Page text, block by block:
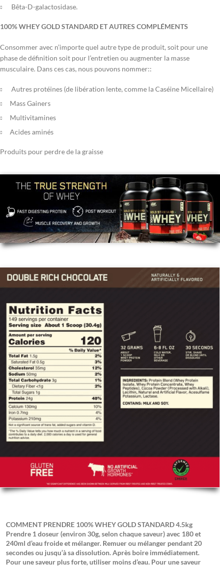
Bêta-D-galactosidase.
100% WHEY GOLD STANDARD ET AUTRES COMPLÉMENTS
Consommer avec n’importe quel autre type de produit, soit pour une
phase de définition soit pour l’entretien ou augmenter la masse
musculaire. Dans ces cas, nous pouvons nommer::
Autres protéines (de libération lente, comme la Caséine Micellaire)
Mass Gainers
Multivitamines
Acides aminés
Produits pour perdre de la graisse
COMMENT PRENDRE 100% WHEY GOLD STANDARD 4.5kg
Prendre 1 doseur (environ 30g, selon chaque saveur) avec 180 et
240ml d’eau froide et mélanger. Remuer ou mélanger pendant 20
secondes ou jusqu’à sa dissolution. Après boire immédiatement.
Pour une saveur plus forte, utiliser moins d’eau. Pour une saveur